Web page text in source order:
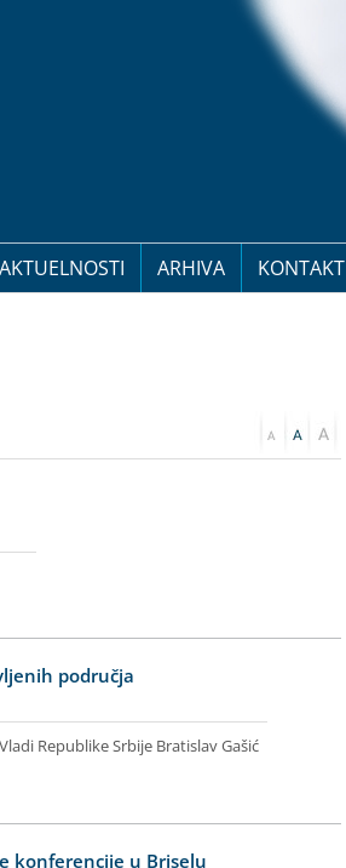
AKTUELNOSTI ARHIVA KONTAKT
područja
Republike Srbije Bratislav Gašić
konferencije u Briselu